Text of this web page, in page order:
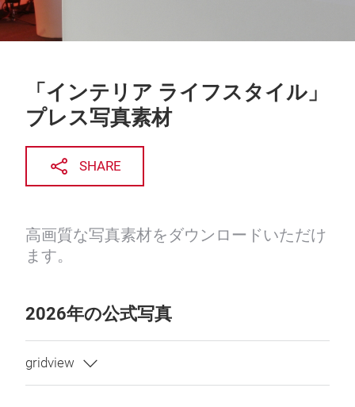
「インテリア ライフスタイル」
プレス写真素材
SHARE
高画質な写真素材をダウンロードいただけ
ます。
2026年の公式写真